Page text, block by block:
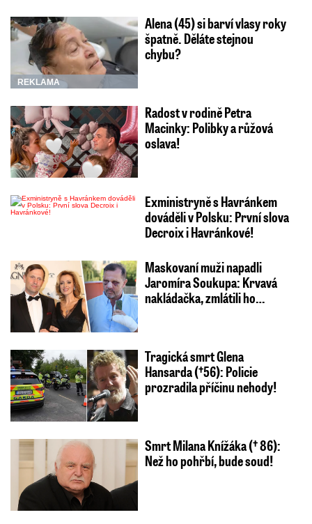
REKLAMA
Alena (45) si barví vlasy roky
špatně. Děláte stejnou
chybu?
Radost v rodině Petra
Macinky: Polibky a růžová
oslava!
Exministryně s Havránkem
dováděli v Polsku: První slova
Decroix i Havránkové!
Maskovaní muži napadli
Jaromíra Soukupa: Krvavá
nakládačka, zmlátili ho…
Tragická smrt Glena
Hansarda (†56): Policie
prozradila příčinu nehody!
Smrt Milana Knížáka († 86):
Než ho pohřbí, bude soud!